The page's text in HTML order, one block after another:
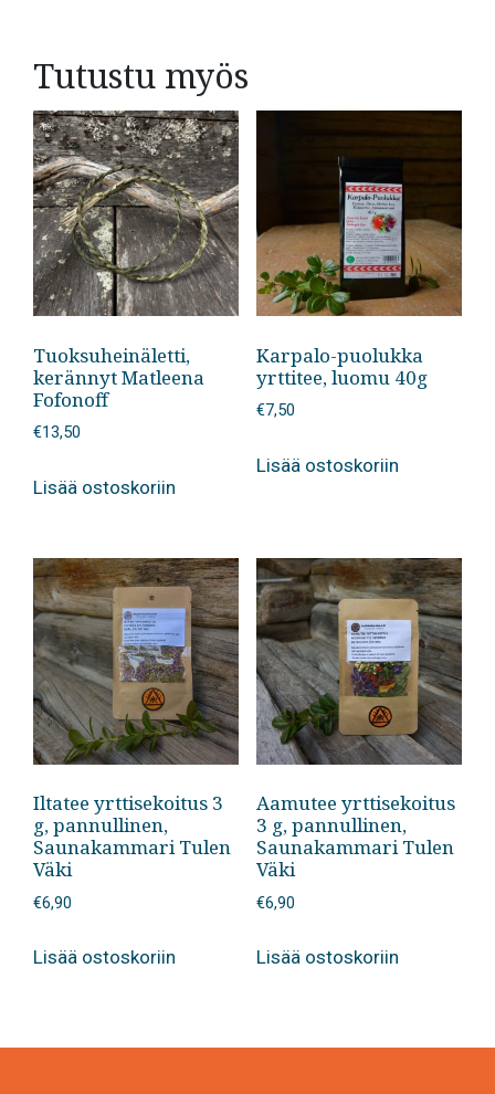
Tutustu myös
Tuoksuheinäletti,
kerännyt Matleena
Fofonoff
€13,50
Lisää ostoskoriin
Karpalo-puolukka
yrttitee, luomu 40g
€7,50
Lisää ostoskoriin
Iltatee yrttisekoitus 3
g, pannullinen,
Saunakammari Tulen
Väki
€6,90
Lisää ostoskoriin
Aamutee yrttisekoitus
3 g, pannullinen,
Saunakammari Tulen
Väki
€6,90
Lisää ostoskoriin